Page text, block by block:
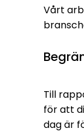
Vårt
Till
för att
dag är